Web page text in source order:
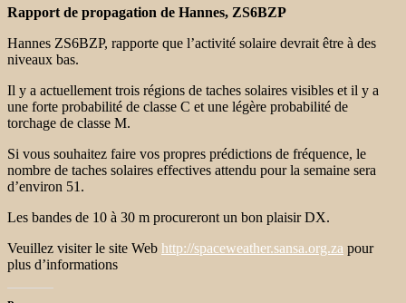
Rapport de propagation de Hannes, ZS6BZP
Hannes ZS6BZP, rapporte que l’activité solaire devrait être à des
niveaux bas.
Il y a actuellement trois régions de taches solaires visibles et il y a
une forte probabilité de classe C et une légère probabilité de
torchage de classe M.
Si vous souhaitez faire vos propres prédictions de fréquence, le
nombre de taches solaires effectives attendu pour la semaine sera
d’environ 51.
Les bandes de 10 à 30 m procureront un bon plaisir DX.
Veuillez visiter le site Web http://spaceweather.sansa.org.za pour
plus d’informations